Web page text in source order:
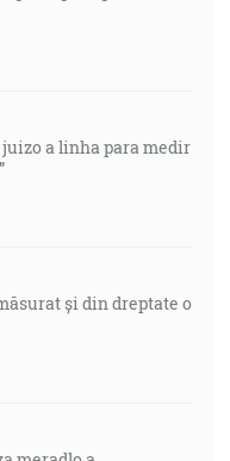
juizo a linha para medir
și din dreptate o